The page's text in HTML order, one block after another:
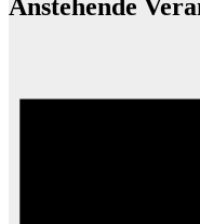
Anstehende